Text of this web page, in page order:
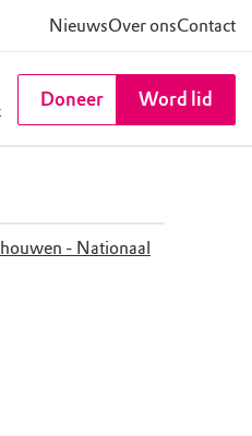
NieuwsOver onsContact
Doneer Word lid
- Nationaal